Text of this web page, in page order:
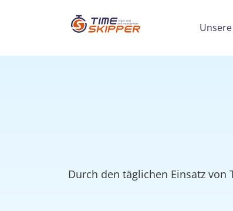
Durch den täglichen Einsatz